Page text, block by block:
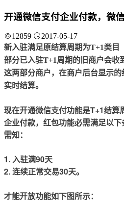
开通微信支付企业付款，微
12859
2017-05-17
新入驻满足原结算周期为T+1类目
部分已入驻T+1周期的旧商户会收
这两部分商户，在商户后台显示
实时结算。
现在开通微信支付功能是T+1结算
企业付款，红包功能必需满足以
需知：
1. 入驻满90天
2. 连续正常交易30天。
才能开放功能如下图所示：